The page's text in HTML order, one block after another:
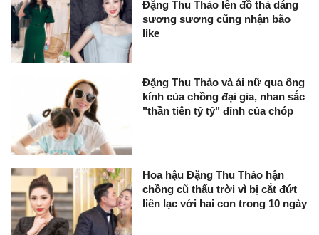
Đặng Thu Thảo lên đồ thả dáng
sương sương cũng nhận bão
like
Đặng Thu Thảo và ái nữ qua ống
kính của chồng đại gia, nhan sắc
"thần tiên tỷ tỷ" đỉnh của chóp
Hoa hậu Đặng Thu Thảo hận
chồng cũ thấu trời vì bị cắt đứt
liên lạc với hai con trong 10 ngày